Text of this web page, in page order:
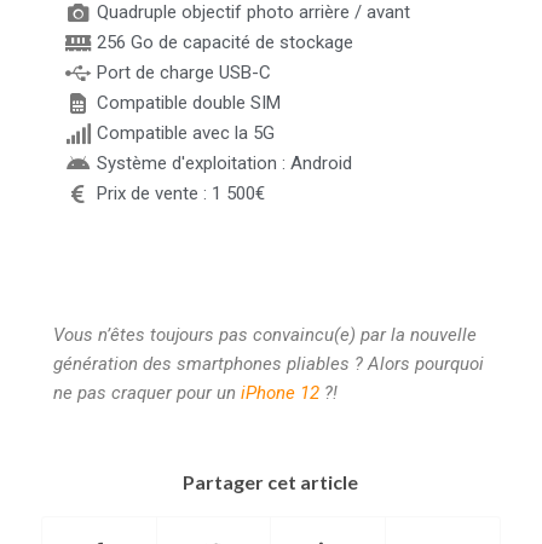
Quadruple objectif photo arrière / avant
256 Go de capacité de stockage
Port de charge USB-C
Compatible double SIM
Compatible avec la 5G
Système d'exploitation : Android
Prix de vente : 1 500€
Vous n’êtes toujours pas convaincu(e) par la nouvelle
génération des smartphones pliables ? Alors pourquoi
ne pas craquer pour un iPhone 12?!
Partager cet article